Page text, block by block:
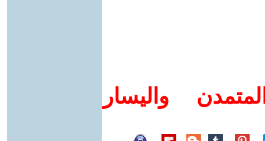
واليسار